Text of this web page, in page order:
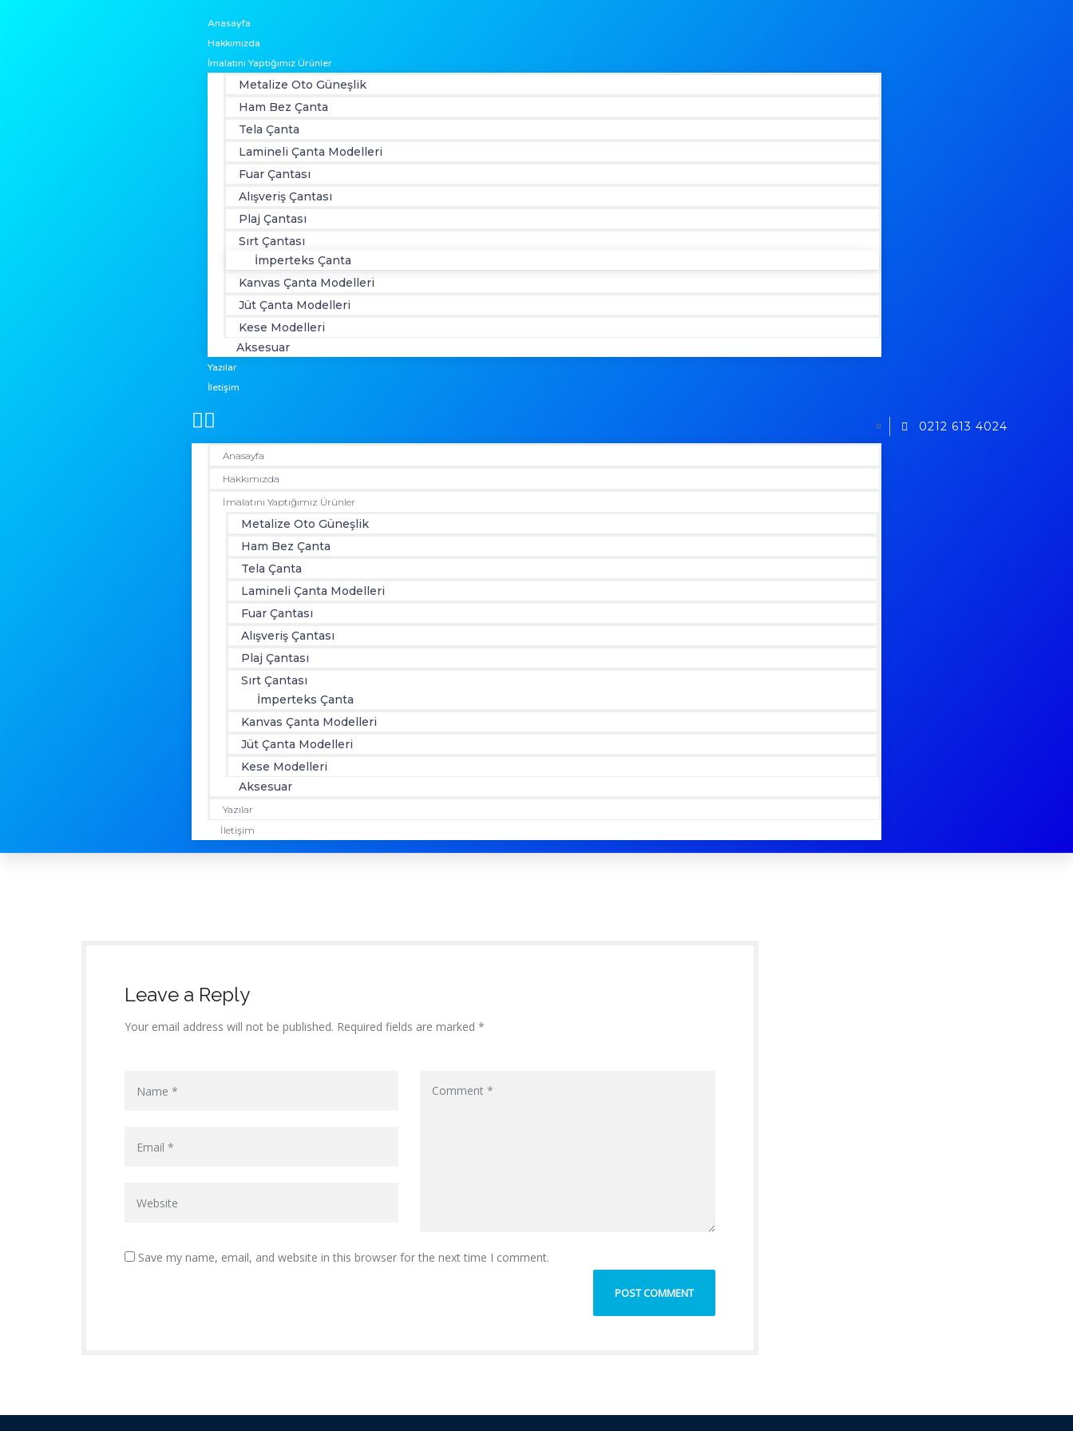
Anasayfa
Hakkımızda
İmalatını Yaptığımız Ürünler
Metalize Oto Güneşlik
Ham Bez Çanta
Tela Çanta
Lamineli Çanta Modelleri
Fuar Çantası
Alışveriş Çantası
Plaj Çantası
Sırt Çantası
İmperteks Çanta
Kanvas Çanta Modelleri
Jüt Çanta Modelleri
Kese Modelleri
Aksesuar
Yazılar
İletişim
Anasayfa
Hakkımızda
İmalatını Yaptığımız Ürünler
Metalize Oto Güneşlik
Ham Bez Çanta
Tela Çanta
Lamineli Çanta Modelleri
Fuar Çantası
Alışveriş Çantası
Plaj Çantası
Sırt Çantası
İmperteks Çanta
Kanvas Çanta Modelleri
Jüt Çanta Modelleri
Kese Modelleri
Aksesuar
Yazılar
İletişim
0212 613 4024
Leave a Reply
Your email address will not be published. Required fields are marked *
Save my name, email, and website in this browser for the next time I comment.